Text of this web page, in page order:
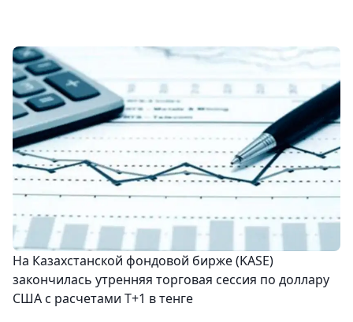
На Казахстанской фондовой бирже (KASE)
закончилась утренняя торговая сессия по доллару
США с расчетами Т+1 в тенге